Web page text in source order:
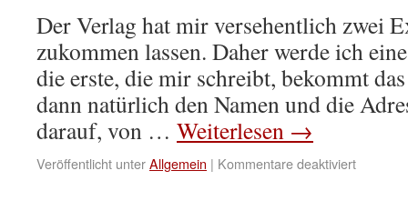
Der Verlag hat mir versehentlich zwei
zukommen lassen. Daher werde ich
die erste, die mir schreibt, bekommt
dann natürlich den Namen und die
darauf, von … Weiterlesen →
Veröffentlicht unterAllgemein | Kommentare deaktiviert